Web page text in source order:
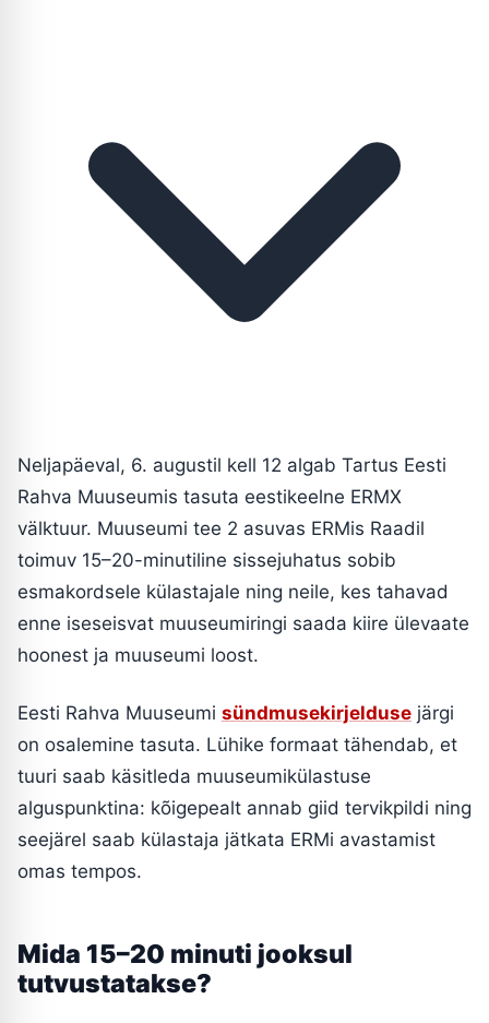
Neljapäeval, 6. augustil kell 12 algab Tartus Eesti
Rahva Muuseumis tasuta eestikeelne ERMX
välktuur. Muuseumi tee 2 asuvas ERMis Raadil
toimuv 15–20-minutiline sissejuhatus sobib
esmakordsele külastajale ning neile, kes tahavad
enne iseseisvat muuseumiringi saada kiire ülevaate
hoonest ja muuseumi loost.
Eesti Rahva Muuseumi sündmusekirjelduse järgi
on osalemine tasuta. Lühike formaat tähendab, et
tuuri saab käsitleda muuseumikülastuse
alguspunktina: kõigepealt annab giid tervikpildi ning
seejärel saab külastaja jätkata ERMi avastamist
omas tempos.
Mida 15–20 minuti jooksul
tutvustatakse?